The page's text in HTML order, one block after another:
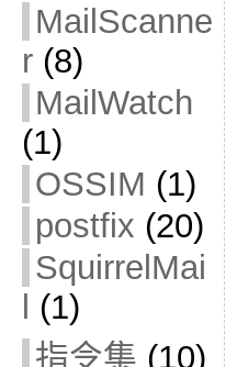
MailScanne
r(8)
MailWatch
(1)
OSSIM (1)
postfix (20)
SquirrelMai
(1)
指令集 (10)